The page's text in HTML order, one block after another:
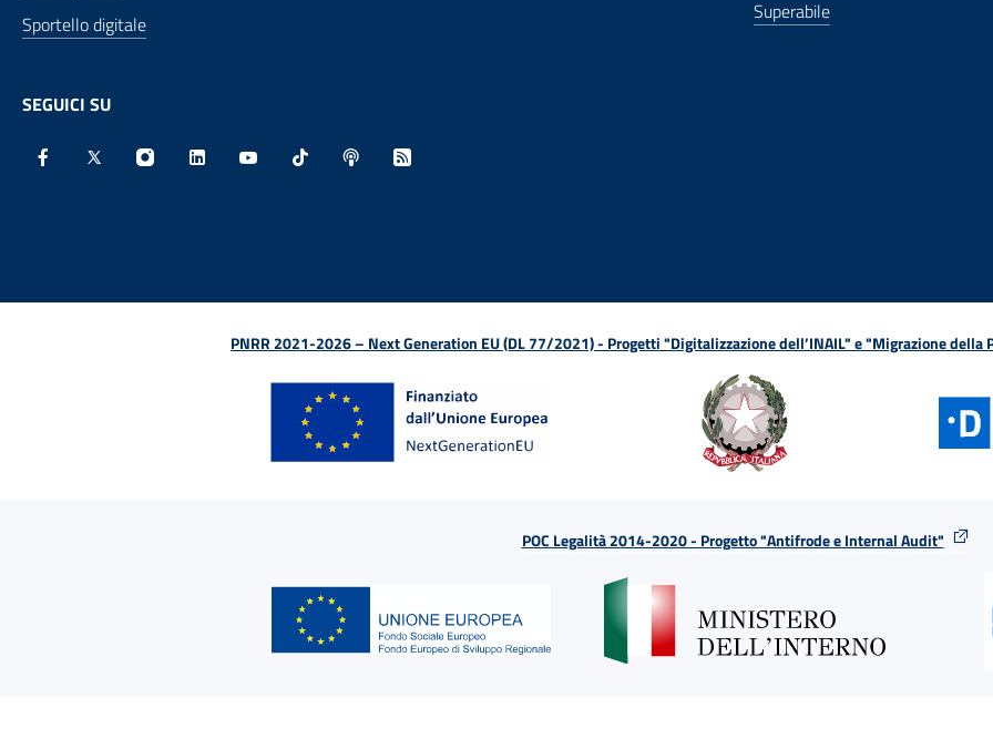
Sportello digitale
SEGUICI SU
Superabile
PNRR 2021-2026 – Next Generation EU (DL 77/2021) - Progetti "Digitalizzazione dell’INAIL" e "Migrazione della
POC Legalità 2014-2020 - Progetto "Antifrode e Internal Audit"